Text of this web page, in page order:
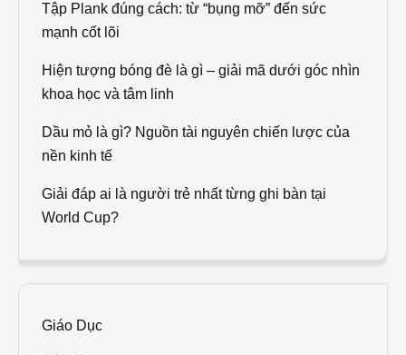
Tập Plank đúng cách: từ “bụng mỡ” đến sức
mạnh cốt lõi
Hiện tượng bóng đè là gì – giải mã dưới góc nhìn
khoa học và tâm linh
Dầu mỏ là gì? Nguồn tài nguyên chiến lược của
nền kinh tế
Giải đáp ai là người trẻ nhất từng ghi bàn tại
World Cup?
Giáo Dục